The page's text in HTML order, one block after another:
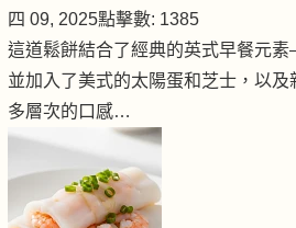
四 09, 2025點擊數: 1385
這道鬆餅結合了經典的英式早餐元
並加入了美式的太陽蛋和芝士，以
多層次的口感…